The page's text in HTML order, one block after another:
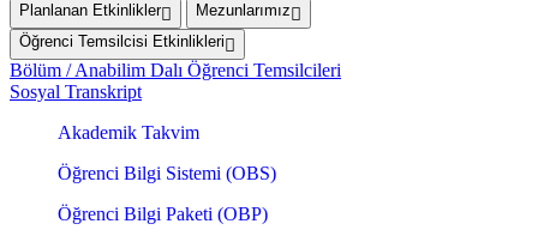
Planlanan Etkinlikler
Mezunlarımız
Öğrenci Temsilcisi Etkinlikleri
Bölüm / Anabilim Dalı Öğrenci Temsilcileri
Sosyal Transkript
Akademik Takvim
Öğrenci Bilgi Sistemi (OBS)
Öğrenci Bilgi Paketi (OBP)